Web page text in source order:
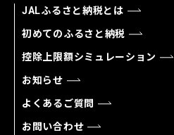
JALふるさと納税とは
初めてのふるさと納税
控除上限額シミュレーション
お知らせ
よくあるご質問
お問い合わせ